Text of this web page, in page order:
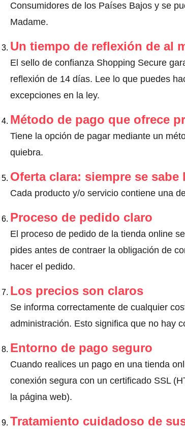
Consumidores de los Países Bajos y se
Madame.
Un tiempo de reflexión de al
El sello de confianza Shopping Secure
reflexión de 14 días. Lee lo que puedes
excepciones en la ley.
Método de pago que ofrece
Tiene la opción de pagar mediante un
quiebra.
Oferta clara: siempre se
Cada producto y/o servicio contiene una
Proceso de pedido claro
El proceso de pedido de la tienda online
pides antes de contraer la obligación de
hacer el pedido.
Los precios son claros
Se informa correctamente de cualquier
administración. Esto significa que no hay
Entorno de pago seguro
Cuando realices un pago en una tienda
conexión segura con un certificado SSL
la página web).
Tratamiento cuidadoso de